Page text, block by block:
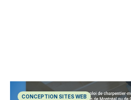
CONCEPTION SITES WEB